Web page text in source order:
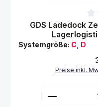
Durchschnittliche
GDS Ladedock
Systemgröße: C, D
Preise inkl.
Produkt